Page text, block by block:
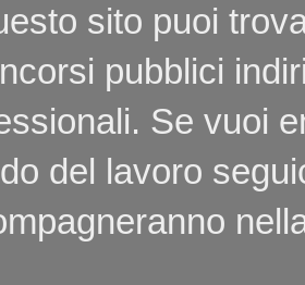
sito puoi
pubblici
Se vuoi
del lavoro